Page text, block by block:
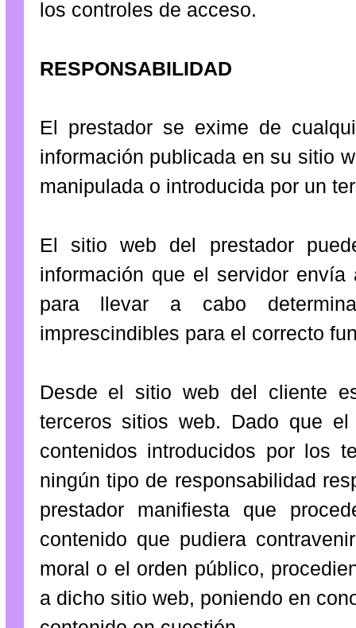
los controles de acceso.
RESPONSABILIDAD
El prestador se exime de
información publicada en su sitio
manipulada o introducida por un
El sitio web del prestador
información que el servidor
para llevar a cabo
imprescindibles para el correcto
Desde el sitio web del cliente
terceros sitios web. Dado que
contenidos introducidos por los
ningún tipo de responsabilidad
prestador manifiesta que
contenido que pudiera
moral o el orden público,
a dicho sitio web, poniendo en